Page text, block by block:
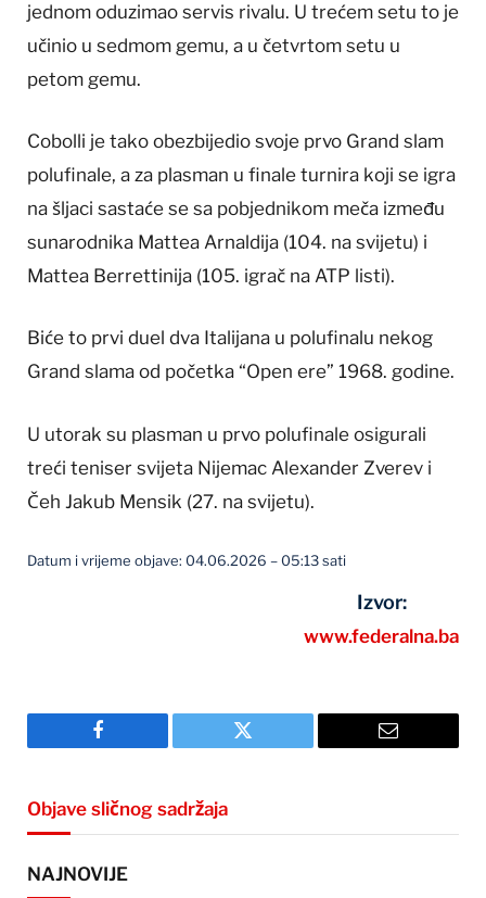
jednom oduzimao servis rivalu. U trećem setu to je
učinio u sedmom gemu, a u četvrtom setu u
petom gemu.
Cobolli je tako obezbijedio svoje prvo Grand slam
polufinale, a za plasman u finale turnira koji se igra
na šljaci sastaće se sa pobjednikom meča između
sunarodnika Mattea Arnaldija (104. na svijetu) i
Mattea Berrettinija (105. igrač na ATP listi).
Biće to prvi duel dva Italijana u polufinalu nekog
Grand slama od početka “Open ere” 1968. godine.
U utorak su plasman u prvo polufinale osigurali
treći teniser svijeta Nijemac Alexander Zverev i
Čeh Jakub Mensik (27. na svijetu).
Datum i vrijeme objave: 04.06.2026 – 05:13 sati
Izvor:
www.federalna.ba
Facebook Twitter Email
Objave sličnog sadržaja
NAJNOVIJE